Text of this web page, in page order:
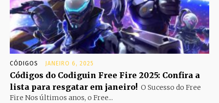
CÓDIGOS JANEIRO 6, 2025
Códigos do Codiguin Free Fire 2025: Confira a
lista para resgatar em janeiro! O Sucesso do Free
Fire Nos últimos anos, o Free...